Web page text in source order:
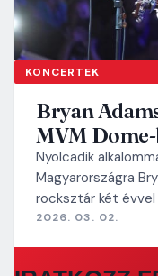
KONCERTEK
Bryan
MVM
Nyolcadik
Magyarországra
rocksztár két
2026. 03. 02.